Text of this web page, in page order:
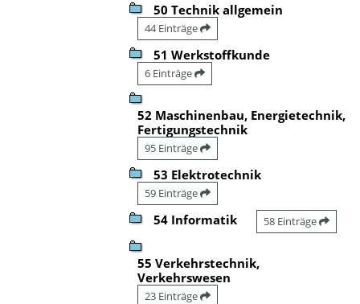
50 Technik allgemein
44 Einträge
51 Werkstoffkunde
6 Einträge
52 Maschinenbau, Energietechnik,
Fertigungstechnik
95 Einträge
53 Elektrotechnik
59 Einträge
54 Informatik 58 Einträge
55 Verkehrstechnik,
Verkehrswesen
23 Einträge